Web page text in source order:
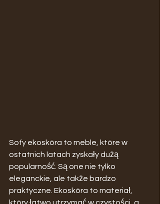
Sofy ekoskóra to meble, które w
ostatnich latach zyskały dużą
popularność. Są one nie tylko
eleganckie, ale także bardzo
praktyczne. Ekoskóra to materiał,
który łatwo utrzymać w czystości, a